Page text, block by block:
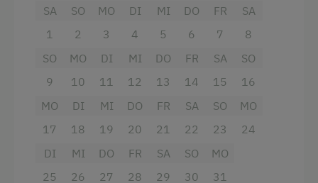
Radio
Backofen
Badewanne
Badewanne/Dusche kombiniert
Balkon/Terrasse
SA
1
SO
2
MO
3
DI
4
MI
5
DO
6
FR
7
SA
8
SO
9
MO
10
DI
11
MI
12
DO
13
FR
14
SA
15
SO
16
MO
17
DI
18
MI
19
DO
20
FR
21
SA
22
SO
23
MO
24
DI
25
MI
26
DO
27
FR
28
SA
29
SO
30
MO
31